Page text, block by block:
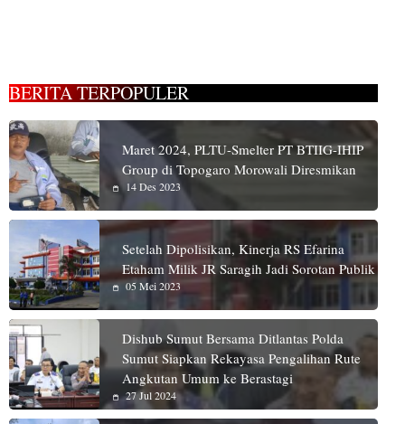
BERITA TERPOPULER
Maret 2024, PLTU-Smelter PT BTIIG-IHIP
Group di Topogaro Morowali Diresmikan
14 Des 2023
Setelah Dipolisikan, Kinerja RS Efarina
Etaham Milik JR Saragih Jadi Sorotan Publik
05 Mei 2023
Dishub Sumut Bersama Ditlantas Polda
Sumut Siapkan Rekayasa Pengalihan Rute
Angkutan Umum ke Berastagi
27 Jul 2024